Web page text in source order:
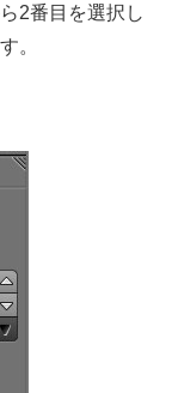
2番目を選択し
。